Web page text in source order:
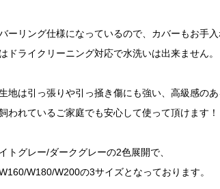
ーリング仕様になっているので、カバーもお手
ドライクリーニング対応で水洗いは出来ません。
地は引っ張りや引っ掻き傷にも強い、高級感の
われているご家庭でも安心して使って頂けます！
トグレー/ダークグレーの2色展開で、
W180/W200の3サイズとなっております。